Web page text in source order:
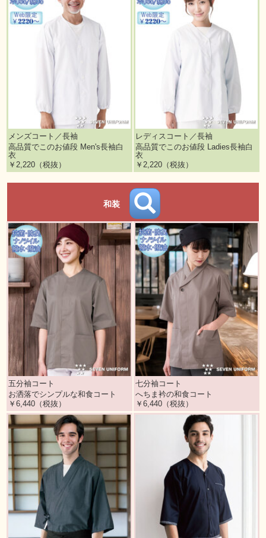
メンズコート／長袖
高品質でこのお値段 Men's長袖白
衣
￥2,220（税抜）
レディスコート／長袖
高品質でこのお値段 Ladies長袖白
衣
￥2,220（税抜）
和装
五分袖コート
お洒落でシンプルな和食コート
￥6,440（税抜）
七分袖コート
へちま衿の和食コート
￥6,440（税抜）